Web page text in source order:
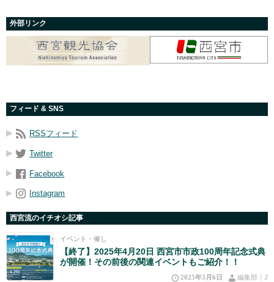
外部リンク
フィード & SNS
RSSフィード
Twitter
Facebook
Instagram
西宮流のイチオシ記事
イベント・催し
【終了】2025年4月20日 西宮市市政100周年記念式典
が開催！その前後の関連イベントもご紹介！！
2025年3月6日 編集部｜J